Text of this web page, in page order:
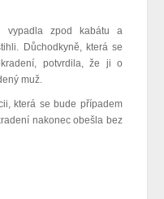
vypadla zpod kabátu a
Důchodkyně, která se
potvrdila, že ji o
muž.
která se bude případem
nakonec obešla bez